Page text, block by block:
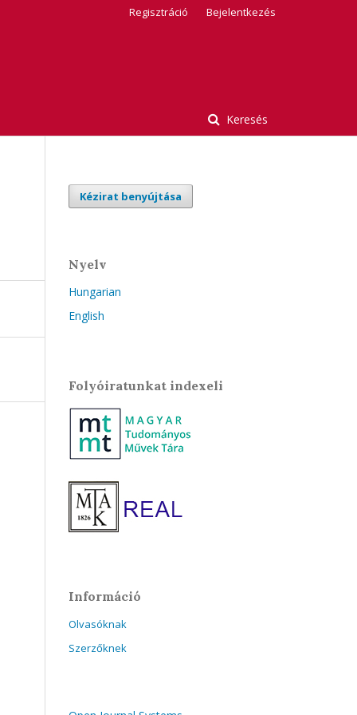
Keresés
Regisztráció Bejelentkezés
Kézirat benyújtása
Nyelv
Hungarian
English
Folyóiratunkat indexeli
Információ
Olvasóknak
Szerzőknek